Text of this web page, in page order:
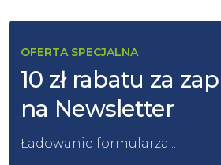
OFERTA SPECJALNA
10 zł rabatu za
na Newsletter
Ładowanie formularza...